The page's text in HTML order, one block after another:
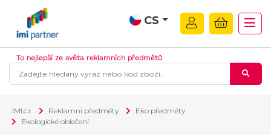
CS
To nejlepší ze světa reklamních předmětů
IMI.cz Reklamní předměty
Eko předměty
Ekologické oblečení